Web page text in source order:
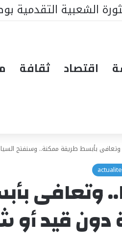
اقتصاد ثقافة
وتعافى بأبسط طريقة ممكنة.. وسنفتح
actualite
وتعافى
دون قيد أو